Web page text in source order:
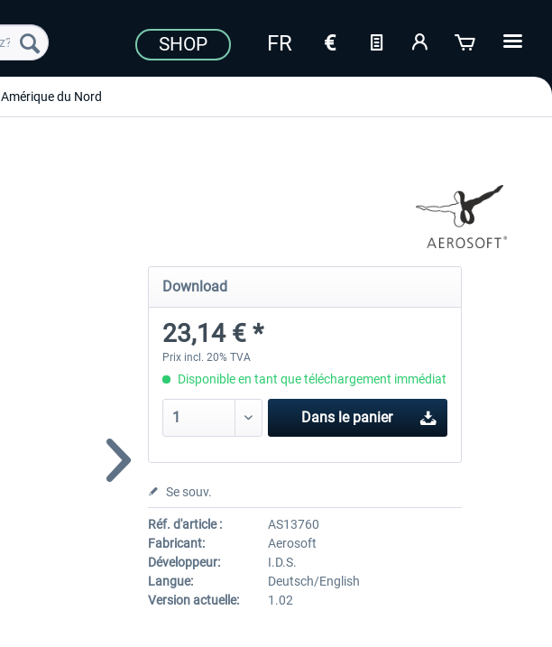
SHOP
Amérique du Nord
Download
23,14 € *
Prix incl. 20% TVA
Disponible en tant que téléchargement immédiat
Dans le panier
Se souv.
Réf. d'article :
AS13760
Fabricant:
Aerosoft
Développeur:
I.D.S.
Langue:
Deutsch/English
Version actuelle:
1.02